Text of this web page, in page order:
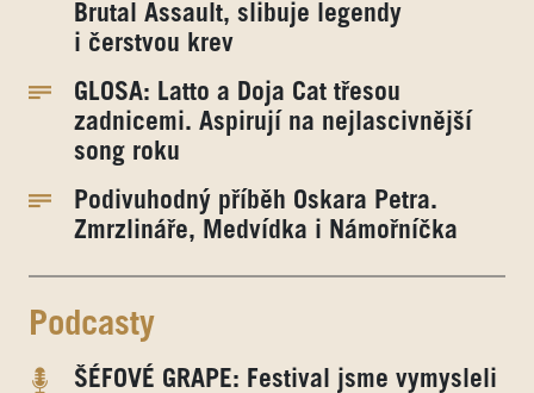
Brutal Assault, slibuje legendy
i čerstvou krev
GLOSA: Latto a Doja Cat třesou
zadnicemi. Aspirují na nejlascivnější
song roku
Podivuhodný příběh Oskara Petra.
Zmrzlináře, Medvídka i Námořníčka
Podcasty
ŠÉFOVÉ GRAPE: Festival jsme vymysleli